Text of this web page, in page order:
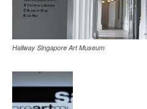
Hallway Singapore Art Museum